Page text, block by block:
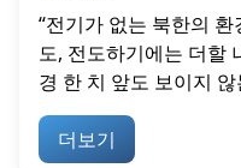
“전기가 없는 북한의
도, 전도하기에는 더할
경 한 치 앞도 보이지 않
더보기